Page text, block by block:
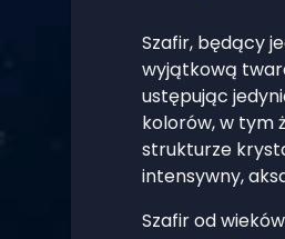
Szafir, będący
wyjątkową
ustępując
kolorów, w tym
strukturze
intensywny,
Szafir od